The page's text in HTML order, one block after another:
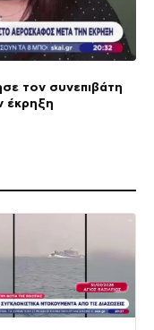
τον συνεπιβάτη
έκρηξη